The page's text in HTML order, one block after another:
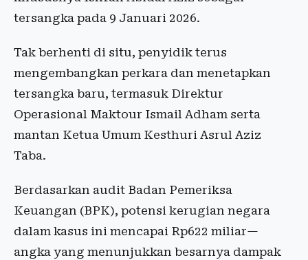
tersangka pada 9 Januari 2026.
Tak berhenti di situ, penyidik terus
mengembangkan perkara dan menetapkan
tersangka baru, termasuk Direktur
Operasional Maktour Ismail Adham serta
mantan Ketua Umum Kesthuri Asrul Aziz
Taba.
Berdasarkan audit Badan Pemeriksa
Keuangan (BPK), potensi kerugian negara
dalam kasus ini mencapai Rp622 miliar—
angka yang menunjukkan besarnya dampak